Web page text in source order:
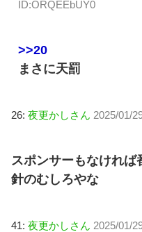
ID:ORQEEbUY0
>>20
まさに天罰
26: 夜更かしさん 2025/01/
スポンサーもなければ
針のむしろやな
41: 夜更かしさん 2025/01/